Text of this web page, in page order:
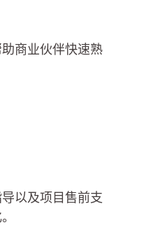
商业伙伴快速熟
以及项目售前支